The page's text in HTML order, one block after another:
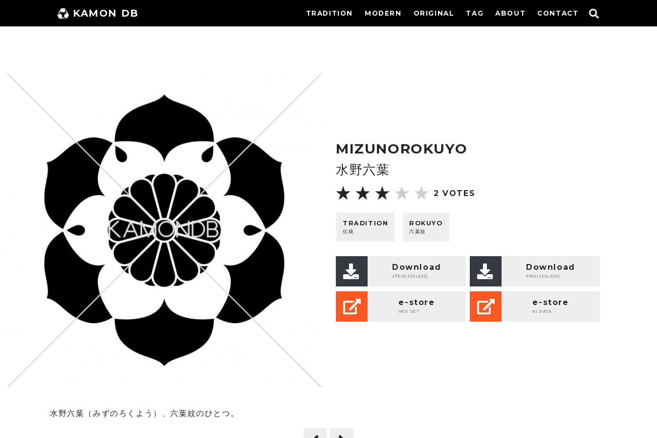
へ
KAMON DB TRADITION MODERN ORIGINAL TAG ABOUT CONTACT
MIZUNOROKUYO
水野六葉
2 VOTES
TRADITION
伝統
ROKUYO
六葉紋
Download
JPEG(320x320)
Download
PNG(320x320)
e-store
IMG SET
e-store
AI DATA
水野六葉（みずのろくよう）、六葉紋のひとつ。